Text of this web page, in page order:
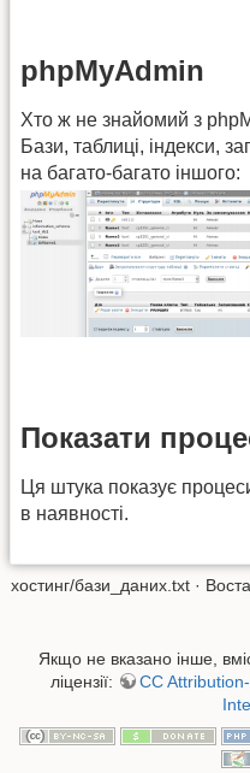
phpMyAdmin
Хто ж не знайомий з
Бази, таблиці, індекси,
на багато-багато іншого:
Показати
Ця штука показує
в наявності.
хостинг/бази_даних.txt ·
Якщо не вказано інше,
ліцензії:
CC